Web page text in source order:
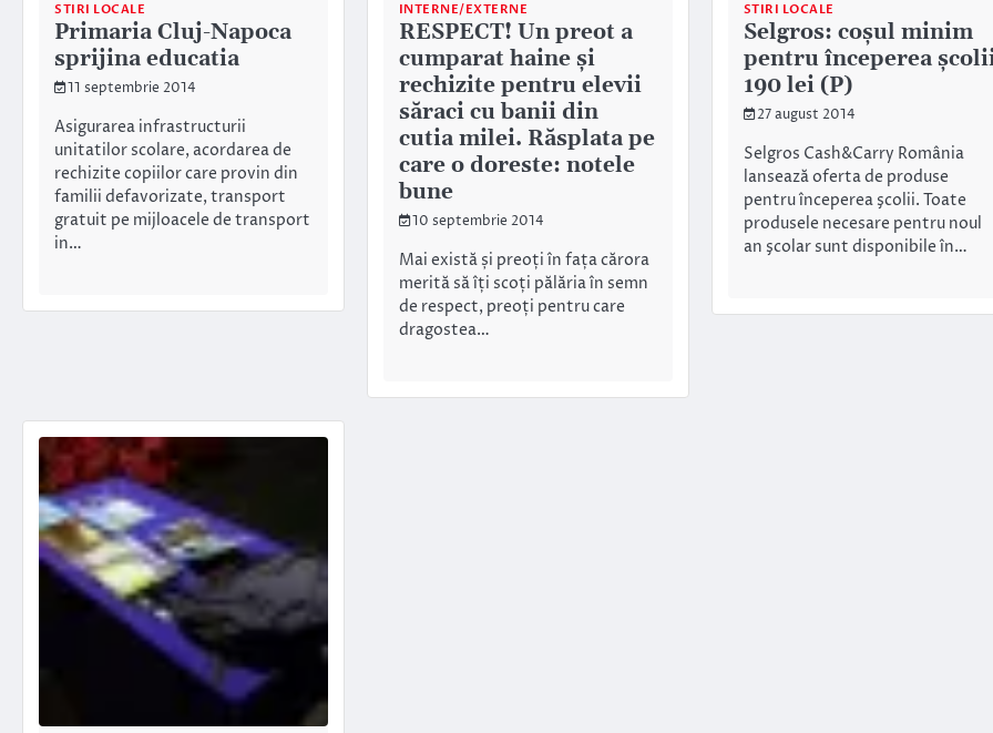
STIRI LOCALE
Primaria Cluj-Napoca
sprijina educatia
11 septembrie 2014
Asigurarea infrastructurii
unitatilor scolare, acordarea de
rechizite copiilor care provin din
familii defavorizate, transport
gratuit pe mijloacele de transport
in…
INTERNE/EXTERNE
RESPECT! Un preot a
cumparat haine și
rechizite pentru elevii
săraci cu banii din
cutia milei. Răsplata pe
care o doreste: notele
bune
10 septembrie 2014
Mai există și preoți în fața cărora
merită să îți scoți pălăria în semn
de respect, preoți pentru care
dragostea…
STIRI LOCALE
Selgros: coşul minim
pentru începerea
190 lei (P)
27 august 2014
Selgros Cash&Carry România
lansează oferta de produse
pentru începerea şcolii. Toate
produsele necesare pentru noul
an şcolar sunt disponibile în…